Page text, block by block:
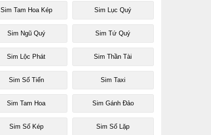
Sim Tam Hoa Kép Sim Lục Quý
Sim Ngũ Quý Sim Tứ Quý
Sim Lộc Phát Sim Thần Tài
Sim Số Tiến Sim Taxi
Sim Tam Hoa Sim Gánh Đảo
Sim Số Kép Sim Số Lặp